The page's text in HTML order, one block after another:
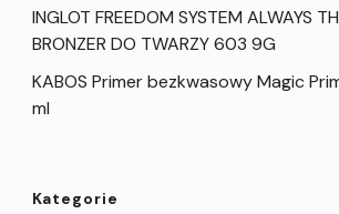
INGLOT FREEDOM SYSTEM ALWAYS
BRONZER DO TWARZY 603 9G
KABOS Primer bezkwasowy Magic
ml
Kategorie